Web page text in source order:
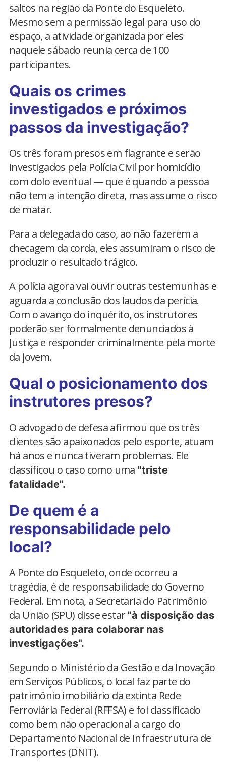
saltos na região da Ponte do Esqueleto.
Mesmo sem a permissão legal para uso do
espaço, a atividade organizada por eles
naquele sábado reunia cerca de 100
participantes.
Quais os crimes
investigados e próximos
passos da investigação?
Os três foram presos em flagrante e serão
investigados pela Polícia Civil por homicídio
com dolo eventual — que é quando a pessoa
não tem a intenção direta, mas assume o risco
de matar.
Para a delegada do caso, ao não fazerem a
checagem da corda, eles assumiram o risco de
produzir o resultado trágico.
A polícia agora vai ouvir outras testemunhas e
aguarda a conclusão dos laudos da perícia.
Com o avanço do inquérito, os instrutores
poderão ser formalmente denunciados à
Justiça e responder criminalmente pela morte
da jovem.
Qual o posicionamento dos
instrutores presos?
O advogado de defesa afirmou que os três
clientes são apaixonados pelo esporte, atuam
há anos e nunca tiveram problemas. Ele
classificou o caso como uma "triste
fatalidade".
De quem é a
responsabilidade pelo
local?
A Ponte do Esqueleto, onde ocorreu a
tragédia, é de responsabilidade do Governo
Federal. Em nota, a Secretaria do Patrimônio
da União (SPU) disse estar"à disposição das
autoridades para colaborar nas
investigações".
Segundo o Ministério da Gestão e da Inovação
em Serviços Públicos, o local faz parte do
patrimônio imobiliário da extinta Rede
Ferroviária Federal (RFFSA) e foi classificado
como bem não operacional a cargo do
Departamento Nacional de Infraestrutura de
Transportes (DNIT).